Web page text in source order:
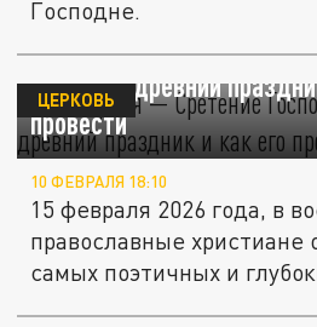
Господне.
15 февраля — Сретение
означает древний
провести
ЦЕРКОВЬ
10 ФЕВРАЛЯ 18:10
15 февраля 2026 года, в
православные христиане
самых поэтичных и